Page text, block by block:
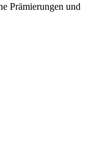
Prämierungen und